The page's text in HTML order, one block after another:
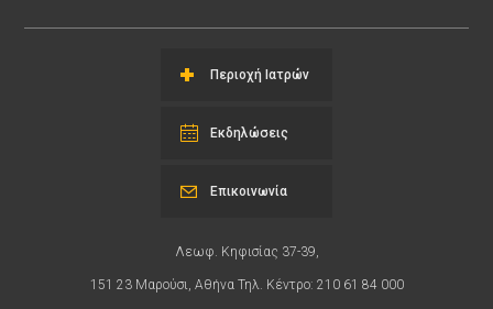
Περιοχή Ιατρών
Εκδηλώσεις
Λεωφ. Κηφισίας 37-39,
151 23 Μαρούσι, Αθήνα Τηλ. Κέντρο: 210 61 84 000
Επικοινωνία